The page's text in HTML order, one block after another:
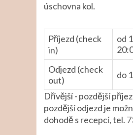
úschovna kol.
Příjezd (check
in)
od
Odjezd (check
out)
do
Dřívější - pozdější
pozdější odjezd je
dohodě s recepcí, tel.